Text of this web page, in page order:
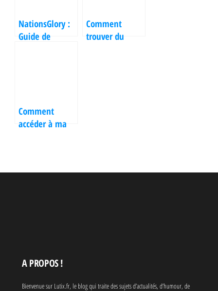
NationsGlory :
Guide de
Comment
trouver du
Comment
accéder à ma
A PROPOS !
Bienvenue sur Lutix.fr, le blog qui traite des sujets d’actualités, d’humour, de